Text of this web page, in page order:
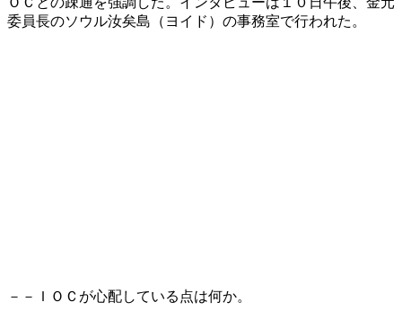
委員長のソウル汝矣島（ヨイド）の事務室で行われた。
－－ＩＯＣが心配している点は何か。